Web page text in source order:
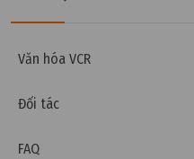
Thứ hai, 07/11/2022 | 10:29
Thông gió nhà xưởng là
Văn hóa VCR
Đối tác
FAQ